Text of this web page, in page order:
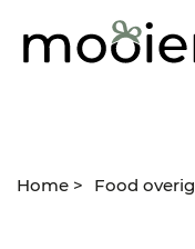
Home > Food overig